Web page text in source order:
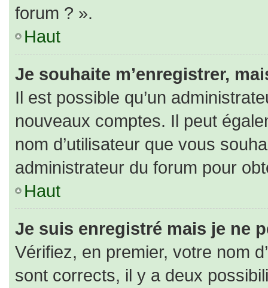
forum ? ».
Haut
Je souhaite m’enregistrer,
Il est possible qu’un
nouveaux comptes. Il peut
nom d’utilisateur que vous
administrateur du forum pour
Haut
Je suis enregistré mais je ne
Vérifiez, en premier, votre nom
sont corrects, il y a deux